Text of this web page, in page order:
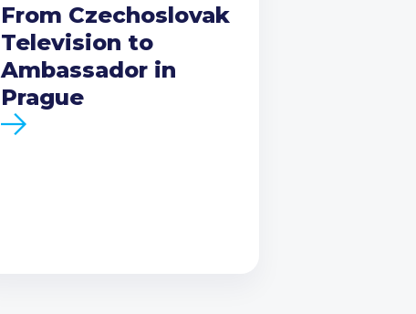
From Czechoslovak
Television to
Ambassador in
Prague